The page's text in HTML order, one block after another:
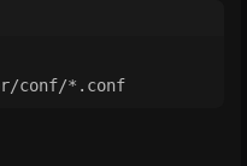
conf/*.conf